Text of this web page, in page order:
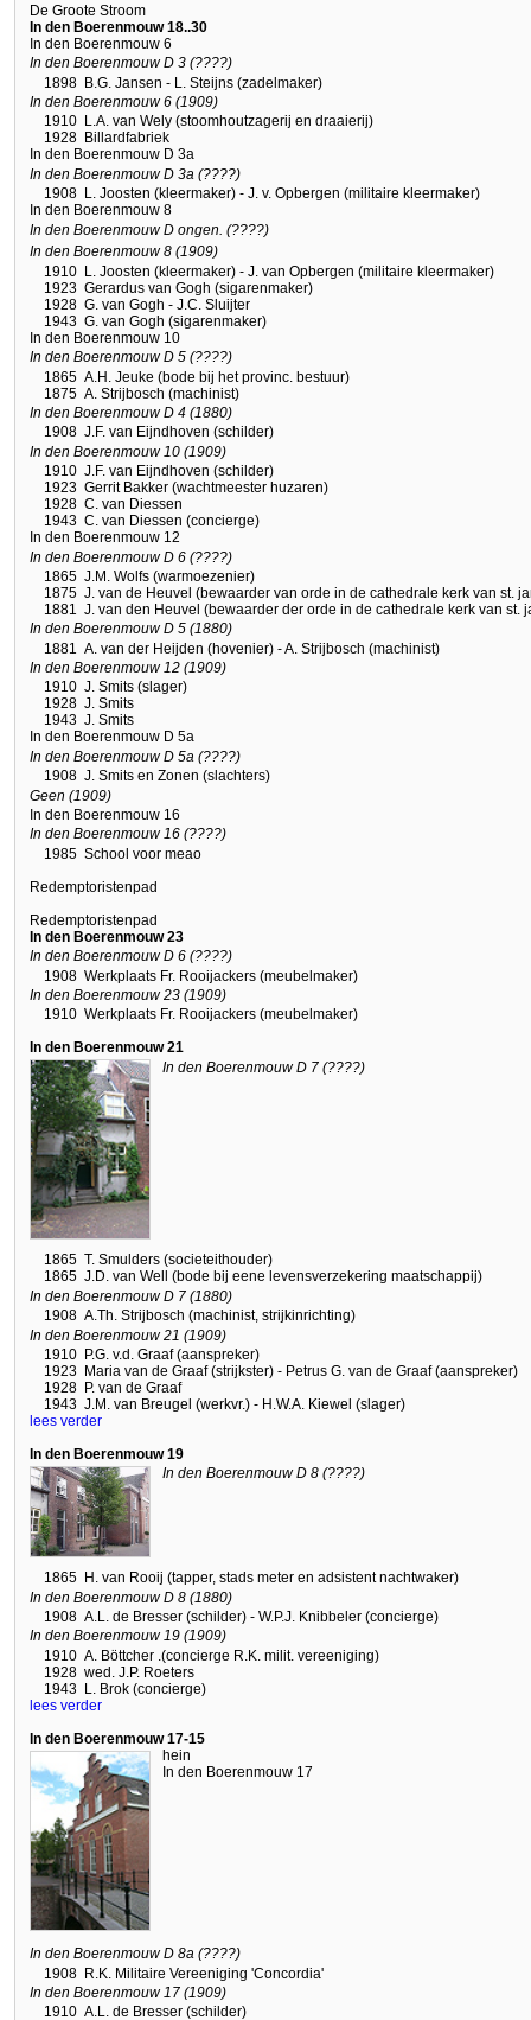
De Groote Stroom
In den Boerenmouw 18..30
In den Boerenmouw 6
In den Boerenmouw D 3 (????)
1898 B.G. Jansen - L. Steijns (zadelmaker)
In den Boerenmouw 6 (1909)
1910 L.A. van Wely (stoomhoutzagerij en draaierij)
1928 Billardfabriek
In den Boerenmouw D 3a
In den Boerenmouw D 3a (????)
1908 L. Joosten (kleermaker) - J. v. Opbergen (militaire kleermaker)
In den Boerenmouw 8
In den Boerenmouw D ongen. (????)
In den Boerenmouw 8 (1909)
1910 L. Joosten (kleermaker) - J. van Opbergen (militaire kleermaker)
1923 Gerardus van Gogh (sigarenmaker)
1928 G. van Gogh - J.C. Sluijter
1943 G. van Gogh (sigarenmaker)
In den Boerenmouw 10
In den Boerenmouw D 5 (????)
1865 A.H. Jeuke (bode bij het provinc. bestuur)
1875 A. Strijbosch (machinist)
In den Boerenmouw D 4 (1880)
1908 J.F. van Eijndhoven (schilder)
In den Boerenmouw 10 (1909)
1910 J.F. van Eijndhoven (schilder)
1923 Gerrit Bakker (wachtmeester huzaren)
1928 C. van Diessen
1943 C. van Diessen (concierge)
In den Boerenmouw 12
In den Boerenmouw D 6 (????)
1865 J.M. Wolfs (warmoezenier)
1875 J. van de Heuvel (bewaarder van orde in de cathedrale kerk van st.
1881 J. van den Heuvel (bewaarder der orde in de cathedrale kerk van st.
In den Boerenmouw D 5 (1880)
1881
A. van der Heijden (hovenier) - A. Strijbosch (machinist)
In den Boerenmouw 12 (1909)
1910 J. Smits (slager)
1928 J. Smits
1943 J. Smits
In den Boerenmouw D 5a
In den Boerenmouw D 5a (????)
1908 J. Smits en Zonen (slachters)
Geen (1909)
In den Boerenmouw 16
In den Boerenmouw 16 (????)
1985 School voor meao
Redemptoristenpad
Redemptoristenpad
In den Boerenmouw 23
In den Boerenmouw D 6 (????)
1908 Werkplaats Fr. Rooijackers (meubelmaker)
In den Boerenmouw 23 (1909)
1910 Werkplaats Fr. Rooijackers (meubelmaker)
In den Boerenmouw 21
In den Boerenmouw D 7 (????)
1865 T. Smulders (societeithouder)
1865 J.D. van Well (bode bij eene levensverzekering maatschappij)
In den Boerenmouw D 7 (1880)
1908 A.Th. Strijbosch (machinist, strijkinrichting)
In den Boerenmouw 21 (1909)
1910 P.G. v.d. Graaf (aanspreker)
1923 Maria van de Graaf (strijkster) - Petrus G. van de Graaf (aanspreker)
1928 P. van de Graaf
1943 J.M. van Breugel (werkvr.) - H.W.A. Kiewel (slager)
lees verder
In den Boerenmouw 19
In den Boerenmouw D 8 (????)
1865 H. van Rooij (tapper, stads meter en adsistent nachtwaker)
In den Boerenmouw D 8 (1880)
1908 A.L. de Bresser (schilder) - W.P.J. Knibbeler (concierge)
In den Boerenmouw 19 (1909)
1910 A. Böttcher .(concierge R.K. milit. vereeniging)
1928 wed. J.P. Roeters
1943 L. Brok (concierge)
lees verder
In den Boerenmouw 17-15
hein
In den Boerenmouw 17
In den Boerenmouw D 8a (????)
1908 R.K. Militaire Vereeniging 'Concordia'
In den Boerenmouw 17 (1909)
1910 A.L. de Bresser (schilder)